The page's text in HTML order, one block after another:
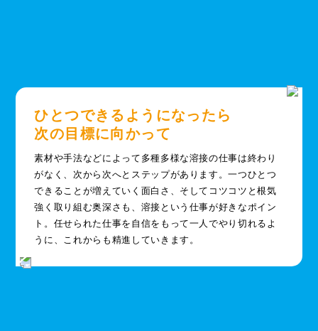
ひとつできるようになったら
次の目標に向かって
素材や手法などによって多種多様な溶接の仕事は終わり
がなく、次から次へとステップがあります。一つひとつ
できることが増えていく面白さ、そしてコツコツと根気
強く取り組む奥深さも、溶接という仕事が好きなポイン
ト。任せられた仕事を自信をもって一人でやり切れるよ
うに、これからも精進していきます。